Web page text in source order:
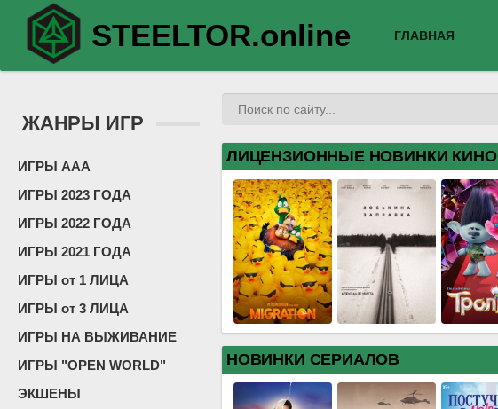
STEELTOR.online ГЛАВНАЯ
ЖАНРЫ ИГР
ИГРЫ ААА
ИГРЫ 2023 ГОДА
ИГРЫ 2022 ГОДА
ИГРЫ 2021 ГОДА
ИГРЫ от 1 ЛИЦА
ИГРЫ от 3 ЛИЦА
ИГРЫ НА ВЫЖИВАНИЕ
ИГРЫ "OPEN WORLD"
ЭКШЕНЫ
ЛИЦЕНЗИОННЫЕ НОВИНКИ КИНО
НОВИНКИ СЕРИАЛОВ